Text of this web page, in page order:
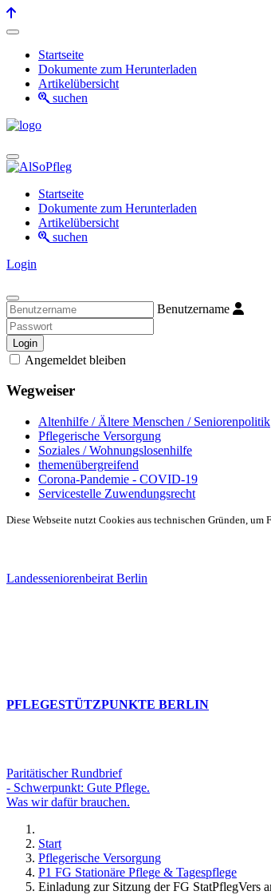
Startseite
Dokumente zum Herunterladen
Artikelübersicht
suchen
Startseite
Dokumente zum Herunterladen
Artikelübersicht
suchen
Login
Benutzername
Login
Angemeldet bleiben
Wegweiser
Altenhilfe / Ältere Menschen / Seniorenpolitik
Pflegerische Versorgung
Soziales / Wohnungslosenhilfe
themenübergreifend
Corona-Pandemie - COVID-19
Servicestelle Zuwendungsrecht
Diese Webseite nutzt Cookies aus technischen Gründen,
Landesseniorenbeirat Berlin
PFLEGESTÜTZPUNKTE BERLIN
Paritätischer Rundbrief
- Schwerpunkt: Gute Pflege.
Was wir dafür brauchen.
Start
Pflegerische Versorgung
P1 FG Stationäre Pflege & Tagespflege
Einladung zur Sitzung der FG StatPflegVers